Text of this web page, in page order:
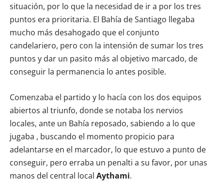
situación, por lo que la necesidad de ir a por los tres
puntos era prioritaria. El Bahía de Santiago llegaba
mucho más desahogado que el conjunto
candelariero, pero con la intensión de sumar los tres
puntos y dar un pasito más al objetivo marcado, de
conseguir la permanencia lo antes posible.
Comenzaba el partido y lo hacía con los dos equipos
abiertos al triunfo, donde se notaba los nervios
locales, ante un Bahía reposado, sabiendo a lo que
jugaba , buscando el momento propicio para
adelantarse en el marcador, lo que estuvo a punto de
conseguir, pero erraba un penalti a su favor, por unas
manos del central local Aythami.